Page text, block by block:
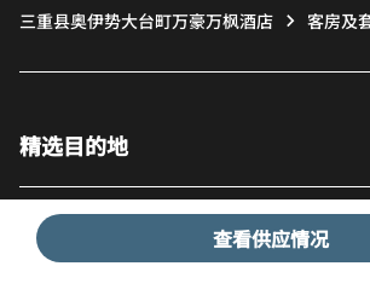
查看供应情况
三重县奥伊势大台町万豪万枫酒店 客房及
精选目的地
宾客适用